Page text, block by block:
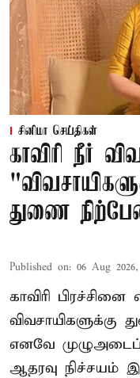
சினிமா செய்திகள்
காவிரி நீர்
துணை
Published on: 06 Aug
காவிரி
விவசாயிகளுக்கு
எனவே
ஆதரவு நிச்சயம்